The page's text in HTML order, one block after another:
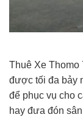
Thuê Xe Thomo
được tối đa bảy
để phục vụ cho
hay đưa đón